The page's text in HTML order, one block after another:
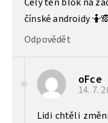
čínské androidy
Odpovědět
oFce
14. 7.
Lidi chtěli